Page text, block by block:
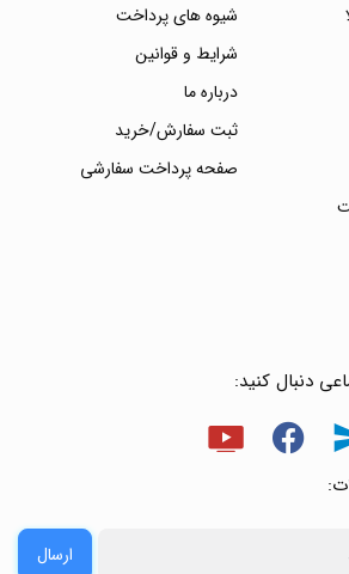
شیوه های پرداخت
شرایط و قوانین
درباره ما
ثبت سفارش/خرید
صفحه پرداخت سفارشی
دنبال کنید:
ارسال